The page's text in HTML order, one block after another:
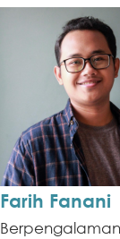
Farih Fanani